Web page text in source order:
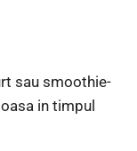
sau smoothie-
in timpul